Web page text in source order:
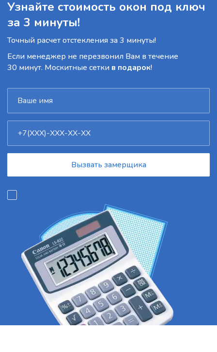
Узнайте стоимость окон под ключ
за 3 минуты!
Точный расчет отстекления за 3 минуты!
Если менеджер не перезвонил Вам в течение
30 минут. Москитные сетки в подарок!
Вызвать замерщика